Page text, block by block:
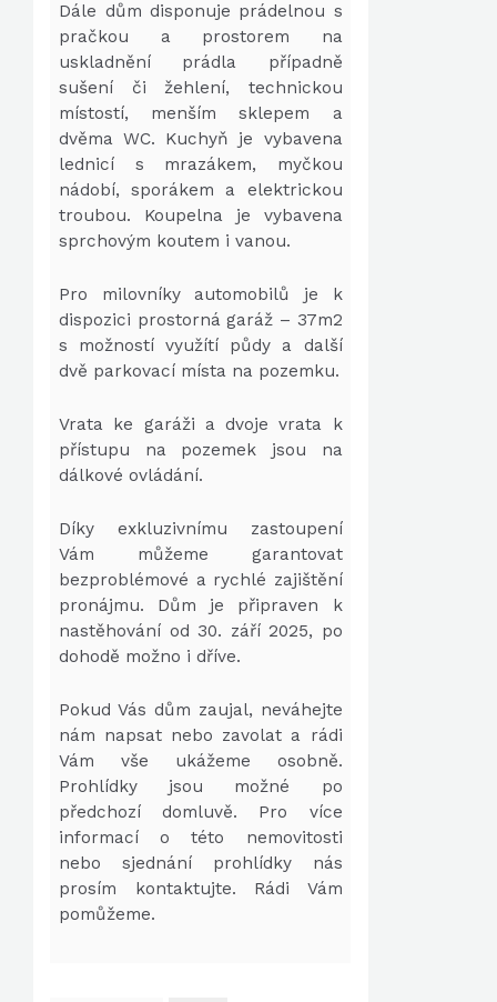
Dále dům disponuje prádelnou s
pračkou a prostorem na
uskladnění prádla případně
sušení či žehlení, technickou
místostí, menším sklepem a
dvěma WC. Kuchyň je vybavena
lednicí s mrazákem, myčkou
nádobí, sporákem a elektrickou
troubou. Koupelna je vybavena
sprchovým koutem i vanou.
Pro milovníky automobilů je k
dispozici prostorná garáž – 37m2
s možností využítí půdy a další
dvě parkovací místa na pozemku.
Vrata ke garáži a dvoje vrata k
přístupu na pozemek jsou na
dálkové ovládání.
Díky exkluzivnímu zastoupení
Vám můžeme garantovat
bezproblémové a rychlé zajištění
pronájmu. Dům je připraven k
nastěhování od 30. září 2025, po
dohodě možno i dříve.
Pokud Vás dům zaujal, neváhejte
nám napsat nebo zavolat a rádi
Vám vše ukážeme osobně.
Prohlídky jsou možné po
předchozí domluvě. Pro více
informací o této nemovitosti
nebo sjednání prohlídky nás
prosím kontaktujte. Rádi Vám
pomůžeme.